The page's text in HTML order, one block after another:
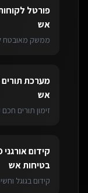
פורטל
אש
ממשק מאובטח
מערכת תורים
אש
זימון תורים
קידום אורגני SEO
בטיחות אש
קידום בגוגל